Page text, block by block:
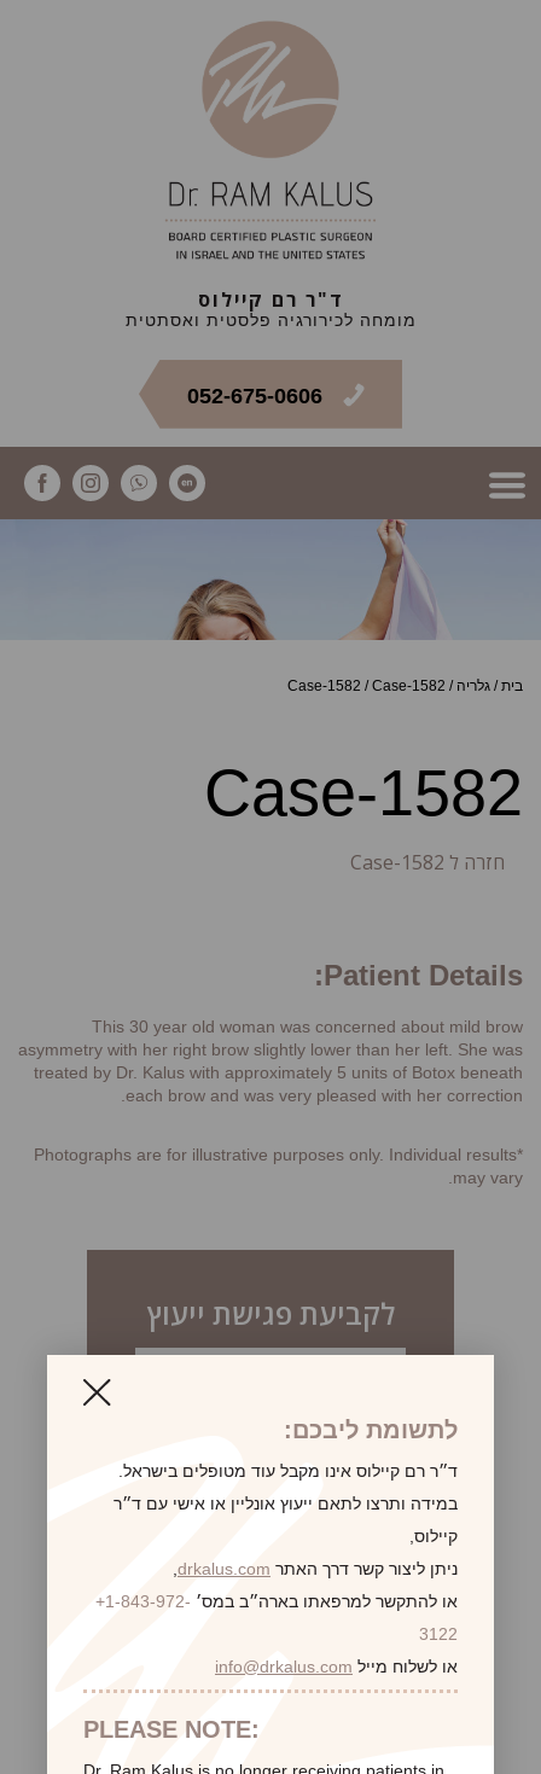
ד"ר רם קיילוס
מומחה לכירורגיה פלסטית ואסתטית
052-675-0606
בית/ גלריה /
Case-1582 /Case-1582
Case-1582
חזרה ל Case-1582
Patient Details:
This 30 year old woman was concerned about mild brow
asymmetry with her right brow slightly lower than her left. She was
treated by Dr. Kalus with approximately 5 units of Botox beneath
each brow and was very pleased with her correction.
*Photographs are for illustrative purposes only. Individual results
may vary.
לקביעת פגישת ייעוץ
לתשומת ליבכם:
ד״ר רם קיילוס אינו מקבל עוד מטופלים בישראל.
במידה ותרצו לתאם ייעוץ אונליין או אישי עם ד״ר
קיילוס,
ניתן ליצור קשר דרך האתר drkalus.com
או להתקשר למרפאתו בארה״ב במס׳ +1-843-972-
3122
או לשלוח מייל info@drkalus.com
PLEASE NOTE: